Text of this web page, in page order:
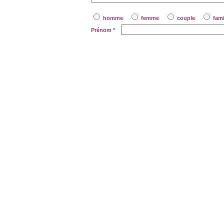
homme femme couple
Prénom *